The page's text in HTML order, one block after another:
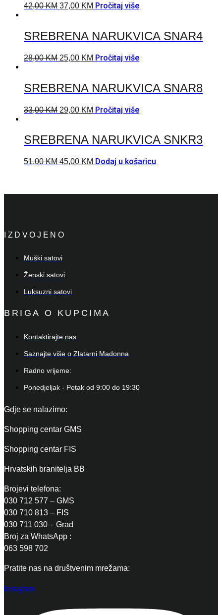
42,00KM 37,00 KM Pročitaj više
SREBRENA NARUKVICA SNAR4
28,00KM 25,00 KM Pročitaj više
SREBRENA NARUKVICA SNAR8
33,00KM 29,00 KM Pročitaj više
SREBRENA NARUKVICA SNKR3
51,00KM 45,00 KM Dodaj u košaricu
IZDVOJENO
Muški satovi
Ženski satovi
Luksuzni satovi
BRIGA O KUPCIMA
Kontaktirajte nas
Saznajte više o Zlatarni Madonna
Radno vrijeme:
Ponedjeljak - Petak od 9:00 do 19:30
Gdje se nalazimo:
Shopping centar GMS
Shopping centar FIS
Hrvatskih branitelja BB
Brojevi telefona:
030 712 577 – GMS
030 710 813 – FIS
030 711 030 – Grad
Broj za WhatsApp :
063 598 702
Pratite nas na društvenim mrežama:
Instagram